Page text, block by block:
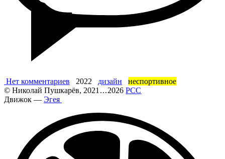
Нет комментариев 2022 дизайн
неспортивное
© Николай Пушкарёв, 2021 ...2026РСС
Движок — Эгея